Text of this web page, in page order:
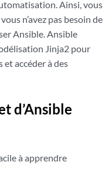
Ainsi, vous
n’avez pas besoin de
Ansible. Ansible
Jinja2 pour
accéder à des
d’Ansible
à apprendre